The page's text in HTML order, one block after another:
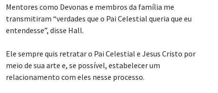
Mentores como Devonas e membros da família me
transmitiram “verdades que o Pai Celestial queria que eu
entendesse”, disse Hall.
Ele sempre quis retratar o Pai Celestial e Jesus Cristo por
meio de sua arte e, se possível, estabelecer um
relacionamento com eles nesse processo.